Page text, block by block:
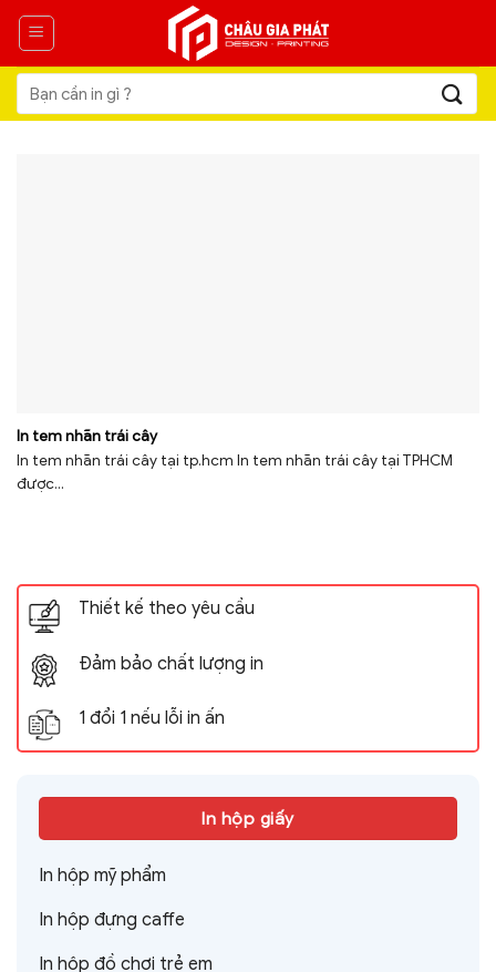
Skip
content
Tìm
kiếm:
In tem nhãn trái cây
In tem nhãn trái cây tại tp.hcm In tem nhãn trái cây tại TPHCM
được...
Thiết kế theo yêu cầu
Đảm bảo chất lượng in
1 đổi 1 nếu lỗi in ấn
In hộp giấy
In hộp mỹ phẩm
In hộp đựng caffe
In hộp đồ chơi trẻ em